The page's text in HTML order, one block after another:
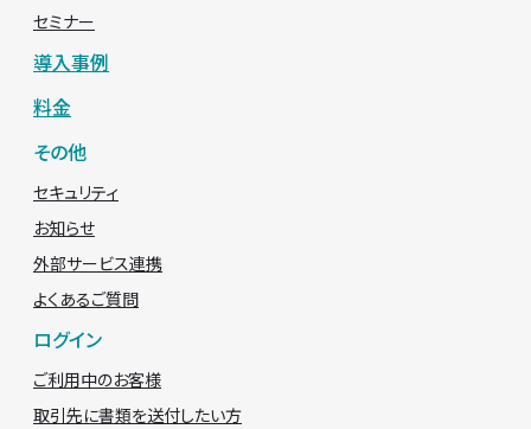
セミナー
導入事例
料金
その他
セキュリティ
お知らせ
外部サービス連携
よくあるご質問
ログイン
ご利用中のお客様
取引先に書類を送付したい方